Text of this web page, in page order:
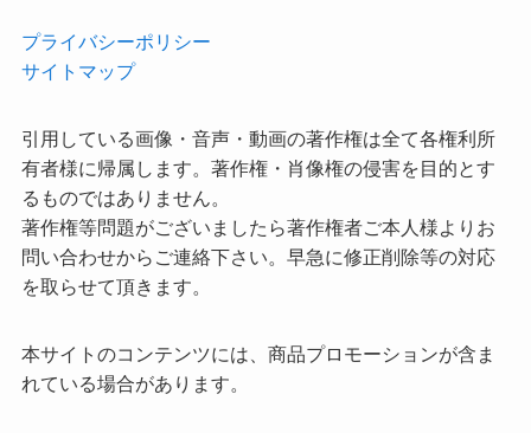
プライバシーポリシー
サイトマップ
引用している画像・音声・動画の著作権は全て各権利所
有者様に帰属します。著作権・肖像権の侵害を目的とす
るものではありません。
著作権等問題がございましたら著作権者ご本人様よりお
問い合わせからご連絡下さい。早急に修正削除等の対応
を取らせて頂きます。
本サイトのコンテンツには、商品プロモーションが含ま
れている場合があります。